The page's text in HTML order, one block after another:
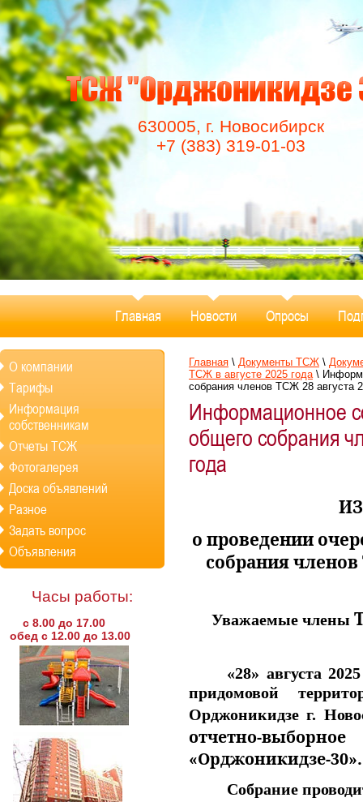
Главная Новости Опросы
630005, г. Новосибирск
+7 (383) 319-01-03
Главная \ Документы ТСЖ \
ТСЖ в августе 2025 года \
собрания членов ТСЖ 28
Информационное
общего собрания
года
о проведении
собрания
Уважаемые члены
«28» августа
придомовой
Орджоникидзе г.
отчетно-
«Орджоникидзе-30».
Собрание
О компании
Тарифы
Информация
собственникам
Отчеты ТСЖ
Фотогалерея
Доска объявлений
Разное
Задать вопрос
Объявления
Часы работы:
с 8.00 до 17.00
обед с 12.00 до 13.00